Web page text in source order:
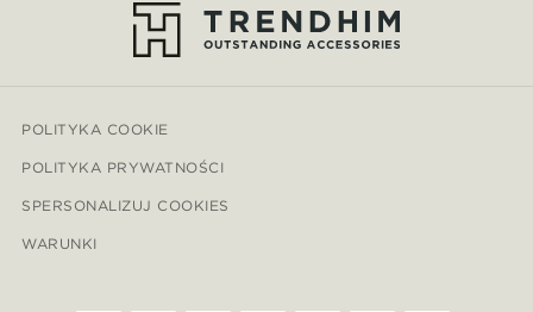
POLITYKA COOKIE
POLITYKA PRYWATNOŚCI
SPERSONALIZUJ COOKIES
WARUNKI